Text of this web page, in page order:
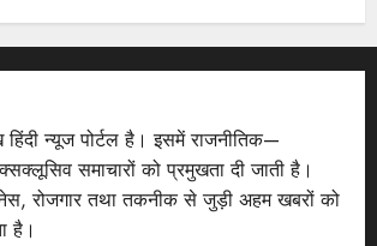
न्यूज पोर्टल है। इसमें राजनीतिक—
समाचारों को प्रमुखता दी जाती है।
रोजगार तथा तकनीक से जुड़ी अहम खबरों को
है।